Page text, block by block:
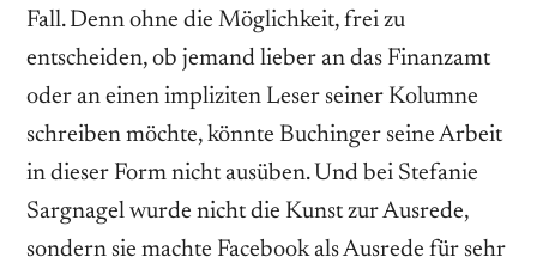
Fall. Denn ohne die Möglichkeit, frei zu
entscheiden, ob jemand lieber an das Finanzamt
oder an einen impliziten Leser seiner Kolumne
schreiben möchte, könnte Buchinger seine Arbeit
in dieser Form nicht ausüben. Und bei Stefanie
Sargnagel wurde nicht die Kunst zur Ausrede,
sondern sie machte Facebook als Ausrede für sehr